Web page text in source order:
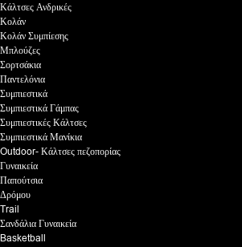
Κάλτσες Ανδρικές
Κολάν
Κολάν Συμπίεσης
Μπλούζες
Σορτσάκια
Παντελόνια
Συμπιεστικά
Συμπιεστικά Γάμπας
Συμπιεστικές Κάλτσες
Συμπιεστικά Μανίκια
Outdoor- Κάλτσες πεζοπορίας
Γυναικεία
Παπούτσια
Δρόμου
Trail
Σανδάλια Γυναικεία
Basketball